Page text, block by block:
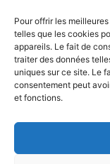
Pour offrir les
telles que les cookies
appareils. Le fait de
traiter des données
uniques sur ce site. Le
consentement peut
et fonctions.